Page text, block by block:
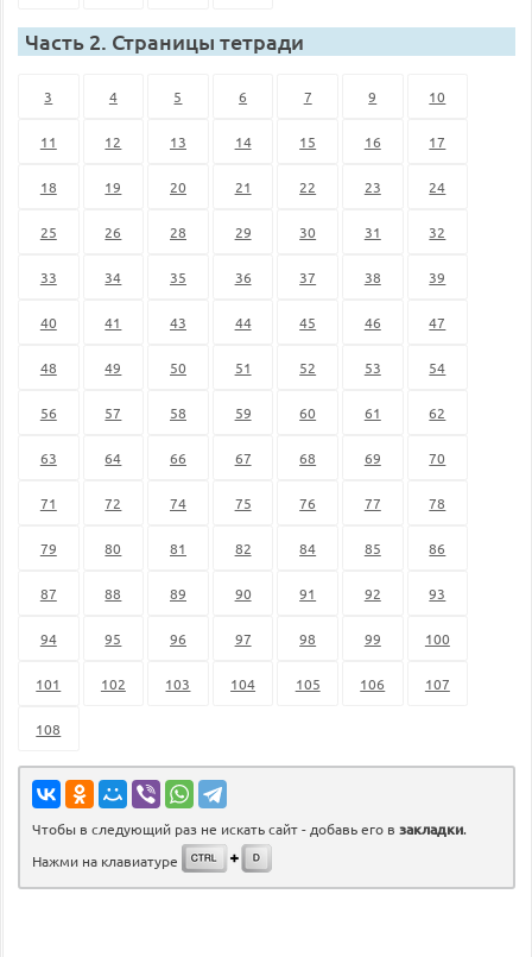
Часть 2. Страницы тетради
3 4 5 6 7 9 10
11 12 13 14 15 16 17
18 19 20 21 22 23 24
25 26 28 29 30 31 32
33 34 35 36 37 38 39
40 41 43 44 45 46 47
48 49 50 51 52 53 54
56 57 58 59 60 61 62
63 64 66 67 68 69 70
71 72 74 75 76 77 78
79 80 81 82 84 85 86
87 88 89 90 91 92 93
94 95 96 97 98 99 100
101 102 103 104 105 106 107
108
Чтобы в следующий раз не искать сайт - добавь его в закладки.
Нажми на клавиатуре